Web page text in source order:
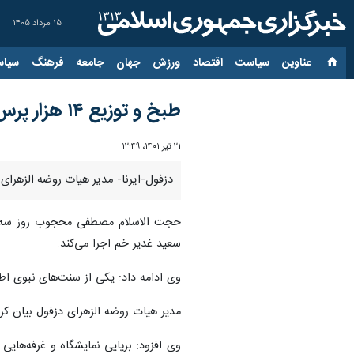
۱۵ مرداد ۱۴۰۵
عناوین‌ سیاست اقتصاد ورزش جهان جامعه فرهنگ
طبخ و توزیع ۱۴ هزار پرس غذای حضرتی در دزفول آغاز شد
۲۱ تیر ۱۴۰۱، ۱۲:۴۹